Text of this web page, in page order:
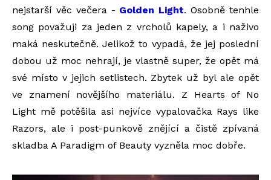
nejstarší věc večera - Golden Light. Osobně tenhle
song považuji za jeden z vrcholů kapely, a i naživo
maká neskutečně. Jelikož to vypadá, že jej poslední
dobou už moc nehrají, je vlastně super, že opět má
své místo v jejich setlistech. Zbytek už byl ale opět
ve znamení novějšího materiálu. Z Hearts of No
Light mě potěšila asi nejvíce vypalovačka Rays like
Razors, ale i post-punkově znějící a čistě zpívaná
skladba A Paradigm of Beauty vyzněla moc dobře.